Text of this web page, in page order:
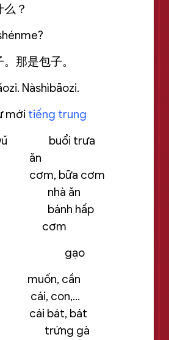
？
那是包子。
Nàshìbāozi.
mới tiếng trung
buổi trưa
ăn
bữa cơm
nhà ăn
bánh hấp
cơm
gạo
cần
con,…
bát, bát
trứng gà